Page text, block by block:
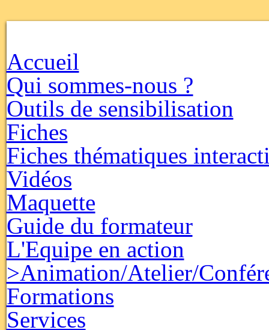
Accueil
Qui sommes-nous ?
Outils de sensibilisation
Fiches
Fiches thématiques
Vidéos
Maquette
Guide du formateur
L'Equipe en action
>Animation/Atelier/
Formations
Services